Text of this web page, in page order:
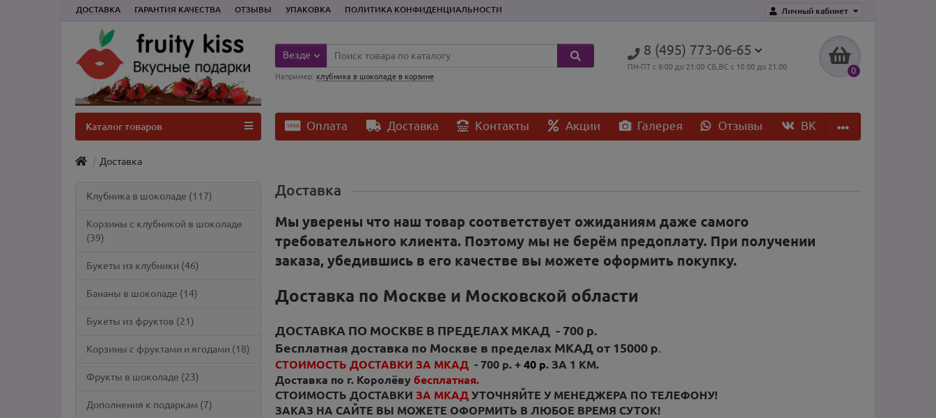
Личный кабинет
ДОСТАВКА ГАРАНТИЯ КАЧЕСТВА ОТЗЫВЫ УПАКОВКА ПОЛИТИКА КОНФИДЕНЦИАЛЬНОСТИ
8 (495) 773-06-65
ПН-ПТ с 9:00 до 21:00 СБ,ВС с 10.00 до 21.00 0
Везде
Например: клубника в шоколаде в корзине
Оплата Доставка Контакты Акции Галерея Отзывы ВK
Каталог товаров
Доставка
Клубника в шоколаде (117)
Корзины с клубникой в шоколаде
(39)
Букеты из клубники (46)
Бананы в шоколаде (14)
Букеты из фруктов (21)
Корзины с фруктами и ягодами (18)
Фрукты в шоколаде (23)
Дополнения к подаркам (7)
Доставка
Мы уверены что наш товар соответствует ожиданиям даже самого
требовательного клиента. Поэтому мы не берём предоплату. При получении
заказа, убедившись в его качестве вы можете оформить покупку.
Доставка по Москве и Московской области
ДОСТАВКА ПО МОСКВЕ В ПРЕДЕЛАХ МКАД - 700 р.
Бесплатная доставка по Москве в пределах МКАД от 15000 р.
СТОИМОСТЬ ДОСТАВКИ ЗА МКАД - 700 р. + 40 р. ЗА 1 КМ.
Доставка по г. Королёву бесплатная.
СТОИМОСТЬ ДОСТАВКИ ЗА МКАД УТОЧНЯЙТЕ У МЕНЕДЖЕРА ПО ТЕЛЕФОНУ!
ЗАКАЗ НА САЙТЕ ВЫ МОЖЕТЕ ОФОРМИТЬ В ЛЮБОЕ ВРЕМЯ СУТОК!